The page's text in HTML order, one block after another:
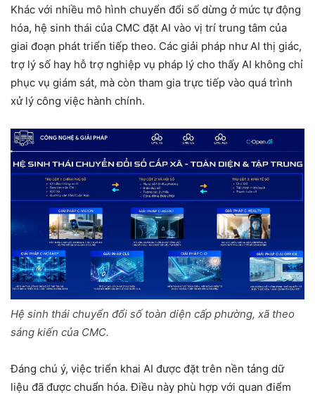
Khác với nhiều mô hình chuyển đổi số dừng ở mức tự động
hóa, hệ sinh thái của CMC đặt AI vào vị trí trung tâm của
giai đoạn phát triển tiếp theo. Các giải pháp như AI thị giác,
trợ lý số hay hỗ trợ nghiệp vụ pháp lý cho thấy AI không chỉ
phục vụ giám sát, mà còn tham gia trực tiếp vào quá trình
xử lý công việc hành chính.
Hệ sinh thái chuyển đổi số toàn diện cấp phường, xã theo
sáng kiến của CMC.
Đáng chú ý, việc triển khai AI được đặt trên nền tảng dữ
liệu đã được chuẩn hóa. Điều này phù hợp với quan điểm